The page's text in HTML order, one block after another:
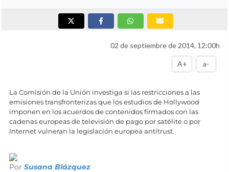
02 de septiembre de 2014, 12:00h
A+ a-
La Comisión de la Unión investiga si las restricciones a las
emisiones transfronterizas que los estudios de Hollywood
imponen en los acuerdos de contenidos firmados con las
cadenas europeas de televisión de pago por satélite o por
Internet vulneran la legislación europea antitrust.
Por Susana Blázquez